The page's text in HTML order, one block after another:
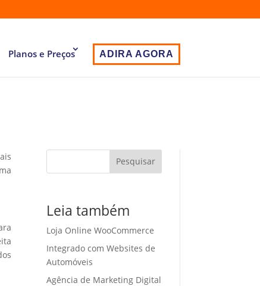
Planos e Preços ADIRA AGORA
Pesquisar
Leia também
Loja Online WooCommerce
Integrado com Websites de
Automóveis
Agência de Marketing Digital